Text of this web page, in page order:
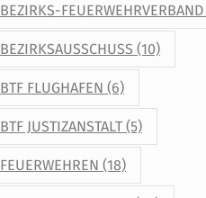
BEZIRKS-FEUERWEHRVERBAND
BEZIRKSAUSSCHUSS (10)
BTF FLUGHAFEN (6)
BTF JUSTIZANSTALT (5)
FEUERWEHREN (18)